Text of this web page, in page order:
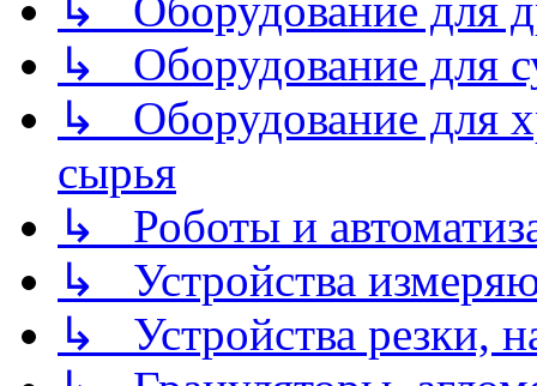
↳ Оборудование для
↳ Оборудование для
↳ Оборудование для
сырья
↳ Роботы и
↳ Устройства
↳ Устройства резки,